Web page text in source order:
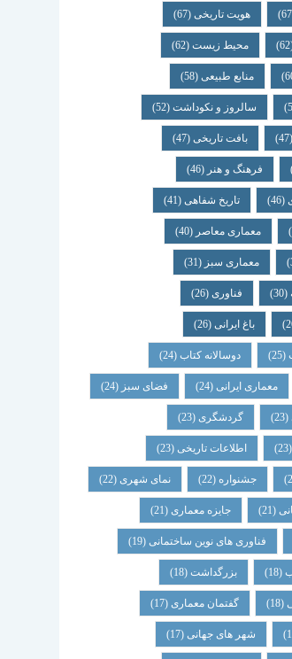
هویت تاریخی(67)
محیط زیست(62)
منابع طبیعی(58)
سالروز و نکوداشت(52)
(47) بافت تاریخی(47)
فرهنگ و هنر (46)
(46) تاریخ شفاهی(41)
معماری معاصر (40)
معماری سبز (31)
(30) فناوری(26)
باغ ایرانی(26)
(25) دوسالانه کتاب(24)
معماری ایرانی(24) فضای سبز (24)
(23) گردشگری(23)
اطلاعات تاریخی(23)
جشنواره (22) نمای شهری(22)
(21) جایزه معماری(21)
فناوری های نوین ساختمانی(19)
(18) بزرگداشت(18)
(18) گفتمان معماری(17)
شهر های جهانی(17)